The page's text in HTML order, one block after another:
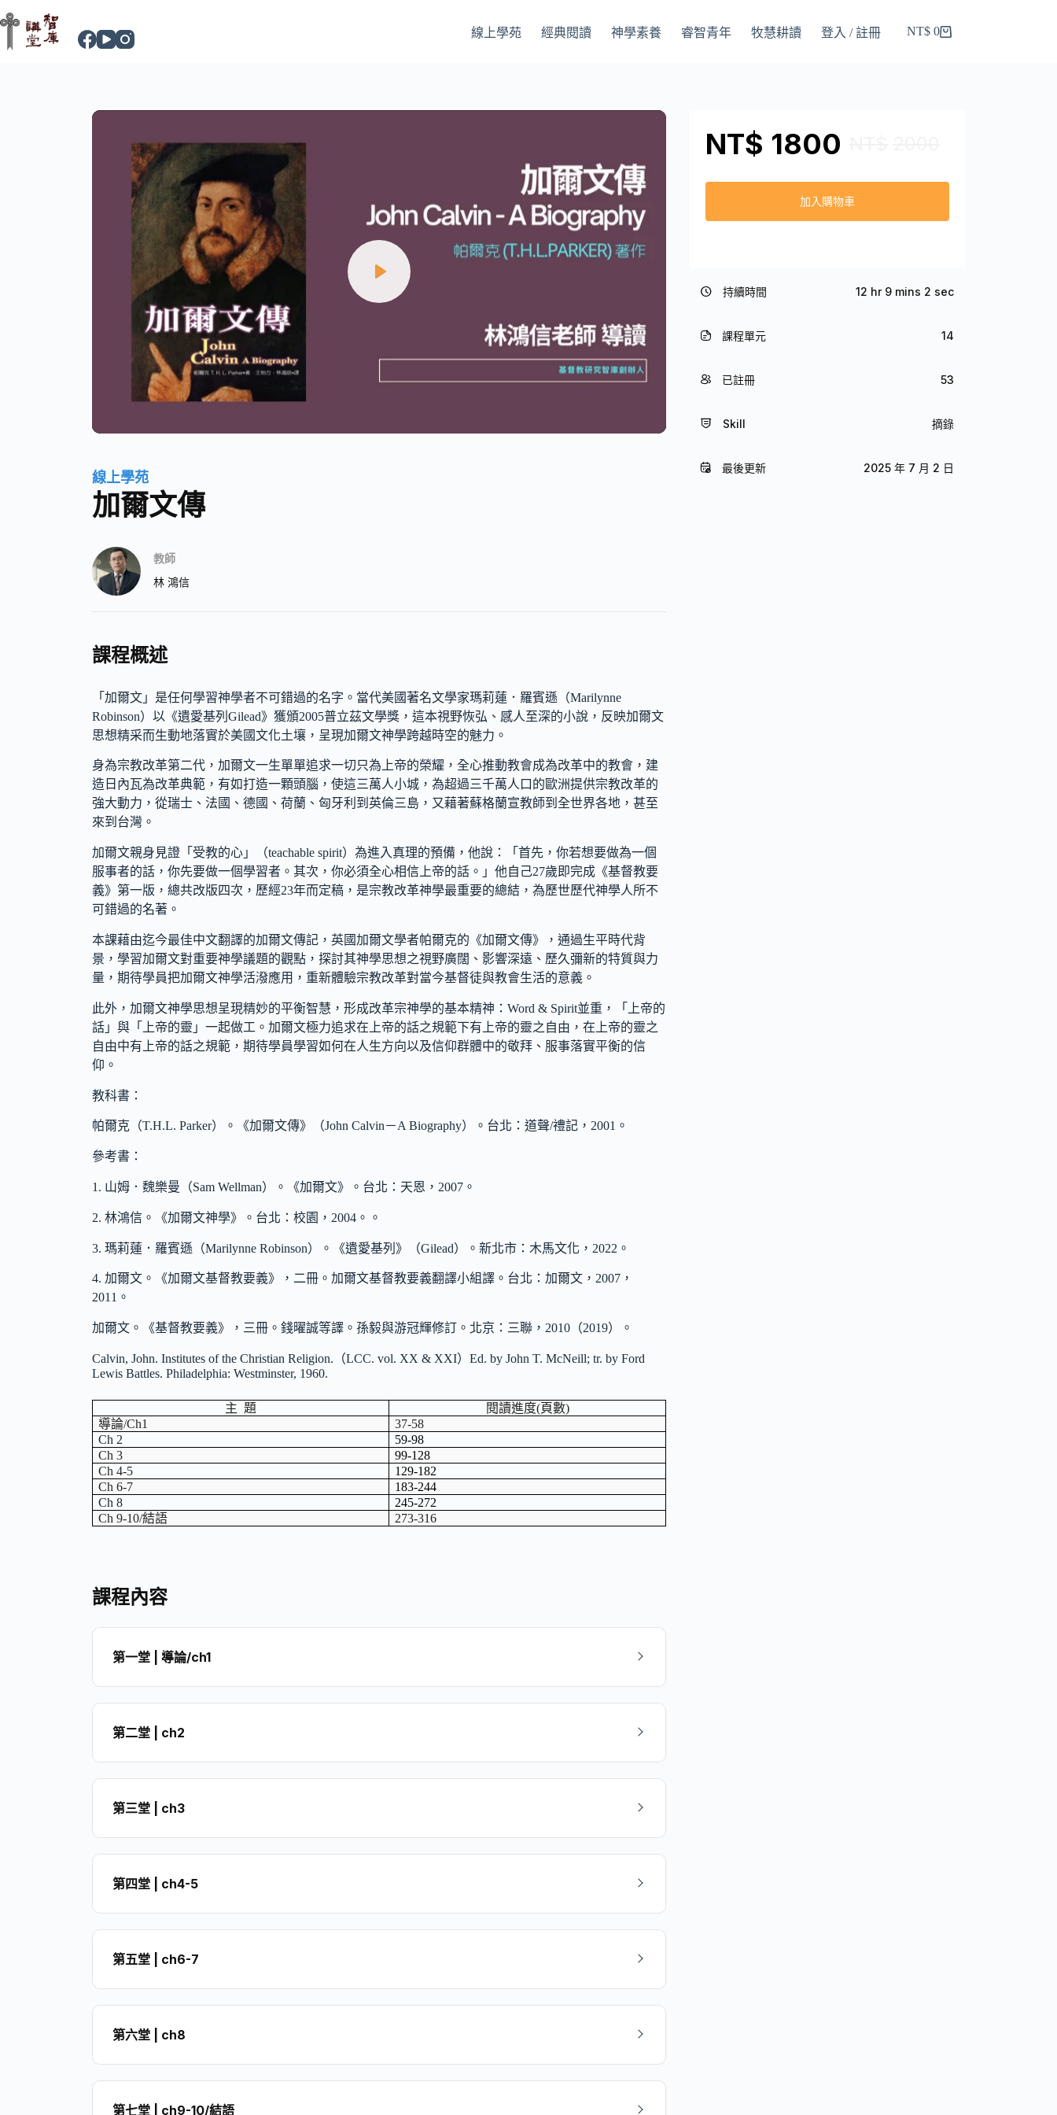
線上學苑 經典閱讀 神學素養 睿智青年 牧慧耕讀 登入 / 註冊 NT$ 0
l
線上學苑
加爾文傳
教師
林 鴻信
課程概述
「加爾文」是任何學習神學者不可錯過的名字。當代美國著名文學家瑪莉蓮．羅賓遜（Marilynne
Robinson）以《遺愛基列Gilead》獲頒2005普立茲文學獎，這本視野恢弘、感人至深的小說，反映加爾文
思想精采而生動地落實於美國文化土壤，呈現加爾文神學跨越時空的魅力。
身為宗教改革第二代，加爾文一生單單追求一切只為上帝的榮耀，全心推動教會成為改革中的教會，建
造日內瓦為改革典範，有如打造一顆頭腦，使這三萬人小城，為超過三千萬人口的歐洲提供宗教改革的
強大動力，從瑞士、法國、德國、荷蘭、匈牙利到英倫三島，又藉著蘇格蘭宣教師到全世界各地，甚至
來到台灣。
加爾文親身見證「受教的心」（teachable spirit）為進入真理的預備，他說：「首先，你若想要做為一個
服事者的話，你先要做一個學習者。其次，你必須全心相信上帝的話。」他自己27歲即完成《基督教要
義》第一版，總共改版四次，歷經23年而定稿，是宗教改革神學最重要的總結，為歷世歷代神學人所不
可錯過的名著。
本課藉由迄今最佳中文翻譯的加爾文傳記，英國加爾文學者帕爾克的《加爾文傳》，通過生平時代背
景，學習加爾文對重要神學議題的觀點，探討其神學思想之視野廣闊、影響深遠、歷久彌新的特質與力
量，期待學員把加爾文神學活潑應用，重新體驗宗教改革對當今基督徒與教會生活的意義。
此外，加爾文神學思想呈現精妙的平衡智慧，形成改革宗神學的基本精神：Word & Spirit並重，「上帝的
話」與「上帝的靈」一起做工。加爾文極力追求在上帝的話之規範下有上帝的靈之自由，在上帝的靈之
自由中有上帝的話之規範，期待學員學習如何在人生方向以及信仰群體中的敬拜、服事落實平衡的信
仰。
教科書：
帕爾克（T.H.L. Parker）。《加爾文傳》（John Calvin－A Biography）。台北：道聲/禮記，2001。
參考書：
1. 山姆．魏樂曼（Sam Wellman）。《加爾文》。台北：天恩，2007。
2. 林鴻信。《加爾文神學》。台北：校園，2004。。
3. 瑪莉蓮．羅賓遜（Marilynne Robinson）。《遺愛基列》（Gilead）。新北市：木馬文化，2022。
4. 加爾文。《加爾文基督教要義》，二冊。加爾文基督教要義翻譯小組譯。台北：加爾文，2007，
2011。
加爾文。《基督教要義》，三冊。錢曜誠等譯。孫毅與游冠輝修訂。北京：三聯，2010（2019）。
Calvin, John. Institutes of the Christian Religion.（LCC. vol. XX & XXI）Ed. by John T. McNeill; tr. by Ford
Lewis Battles. Philadelphia: Westminster, 1960.
主 題
閱讀進度(頁數)
導論/Ch1
37-58
Ch 2
59-98
Ch 3
99-128
Ch 4-5
129-182
Ch 6-7
183-244
Ch 8
245-272
Ch 9-10/結語
273-316
課程內容
第一堂 | 導論/ch1
第二堂 | ch2
第三堂 | ch3
第四堂 | ch4-5
第五堂 | ch6-7
第六堂 | ch8
第七堂 | ch9-10/結語
NT$ 1800
加入購物車
持續時間 12 hr 9 mins 2 sec
課程單元 14
已註冊 53
Skill 摘錄
最後更新 2025 年 7 月 2 日